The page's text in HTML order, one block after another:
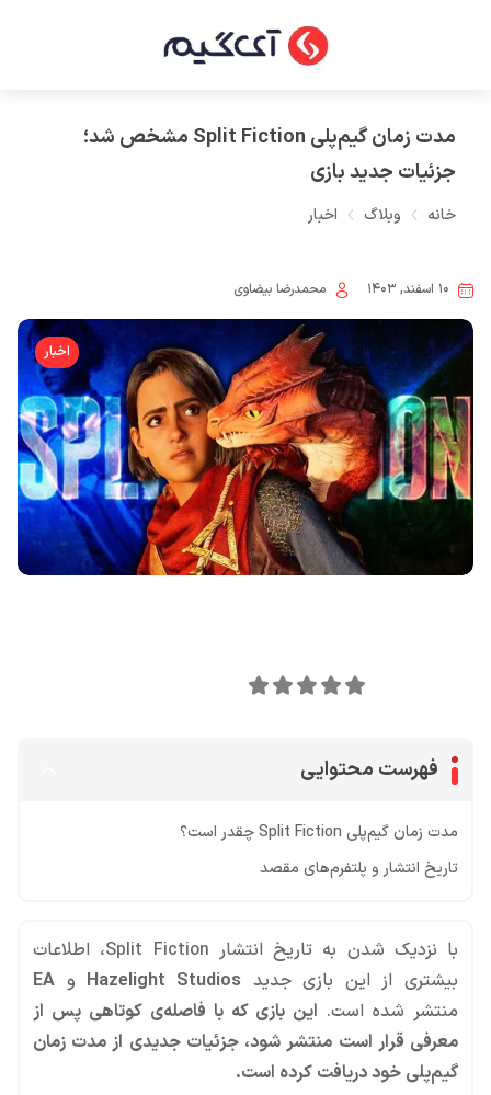
مدت زمان گیم‌پلی Split Fiction مشخص شد؛
جزئیات جدید بازی
خانه وبلاگ اخبار
۱۰ اسفند, ۱۴۰۳ محمدرضا بیضاوی
اخبار
فهرست محتوایی
مدت زمان گیم‌پلی Split Fiction چقدر است؟
تاریخ انتشار و پلتفرم‌های مقصد
با نزدیک شدن به تاریخ انتشار Split Fiction، اطلاعات
بیشتری از این بازی جدید Hazelight Studios و EA
منتشر شده است. این بازی که با فاصله‌ی کوتاهی پس از
معرفی قرار است منتشر شود، جزئیات جدیدی از مدت زمان
گیم‌پلی خود دریافت کرده است.